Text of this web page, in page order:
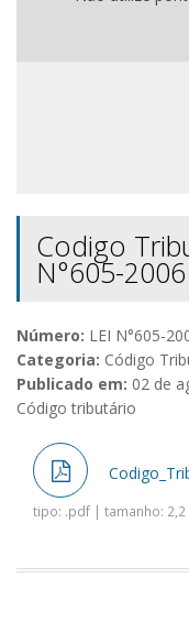
Codigo
N°605-2006
Número: LEI N°605-
Categoria: Código
Publicado em: 02 de
Código tributário
tipo: .pdf | tamanho: 2,2